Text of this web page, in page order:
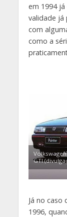
em 1994
validade já
com
como a
GTI
Já no caso
1996,